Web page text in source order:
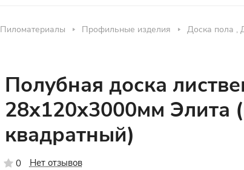
Пиломатериалы Профильные изделия
Доска пола ,
Полубная доска
28х120х3000мм Элита
квадратный)
0 Нет отзывов